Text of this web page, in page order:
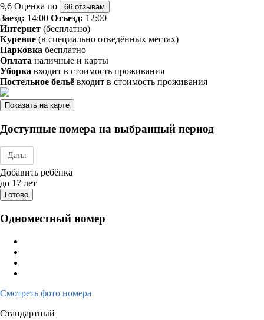
9,6 Оценка по 66 отзывам
Заезд: 14:00 Отъезд: 12:00
Интернет (бесплатно)
Курение (в специально отведённых местах)
Парковка бесплатно
Оплата наличные и карты
Уборка входит в стоимость проживания
Постельное бельё входит в стоимость проживания
Показать на карте
Доступные номера на выбранный период
Даты
Дата заезда - отъезда
Добавить ребёнка
до 17 лет
Готово
Одноместный номер
Смотреть фото номера
Стандартный